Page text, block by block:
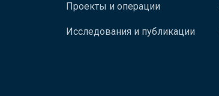
Проекты и операции
Исследования и публикации